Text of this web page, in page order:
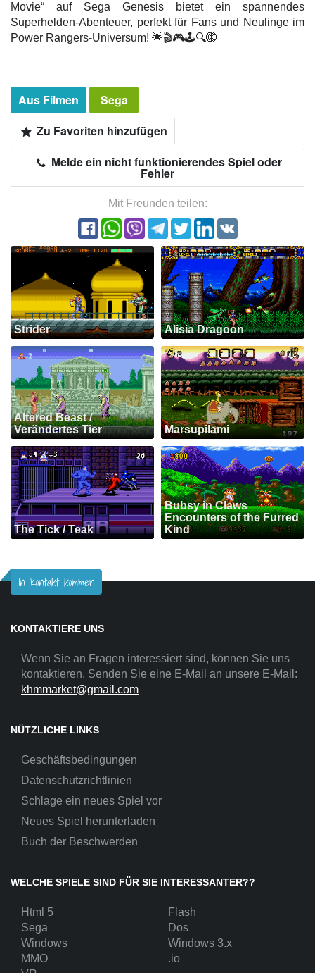
Movie“ auf Sega Genesis bietet ein spannendes
Superhelden-Abenteuer, perfekt für Fans und Neulinge im
Power Rangers-Universum! 🌟🎬🎮🕹️🔍🌐
Aus Filmen
Sega
Zu Favoriten hinzufügen
Melde ein nicht funktionierendes Spiel oder
Fehler
Mit Freunden teilen:
Strider Alisia Dragoon
Altered Beast /
Verändertes Tier
Marsupilami
The Tick / Teak
Bubsy in Claws
Encounters of the Furred
Kind
In Kontakt kommen
KONTAKTIERE UNS
Wenn Sie an Fragen interessiert sind, können Sie uns
kontaktieren. Senden Sie eine E-Mail an unsere E-Mail:
khmmarket@gmail.com
NÜTZLICHE LINKS
Geschäftsbedingungen
Datenschutzrichtlinien
Schlage ein neues Spiel vor
Neues Spiel herunterladen
Buch der Beschwerden
WELCHE SPIELE SIND FÜR SIE INTERESSANTER??
Html 5
Flash
Sega
Dos
Windows
Windows 3.x
MMO
.io